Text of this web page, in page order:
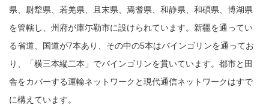
県、尉犂県、若羌県、且末県、焉耆県、和静県、和碩県、博湖県
を管轄し、州府が庫尓勒市に設けられています。 新疆を通ってい
る省道、国道が7本あり、その中の5本はバインゴリンを通ってお
り、「横三本縦二本」でバインゴリンを貫いています。都市と田
舎をカバーする運輸ネットワークと現代通信ネットワークはすで
に構えています。